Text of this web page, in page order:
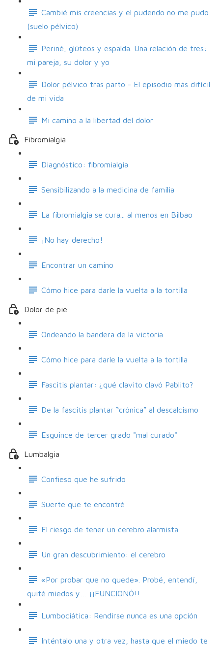
Cambié mis creencias y el pudendo no me pudo
(suelo pélvico)
Periné, glúteos y espalda. Una relación de tres:
mi pareja, su dolor y yo
Dolor pélvico tras parto - El episodio más difícil
de mi vida
Mi camino a la libertad del dolor
Fibromialgia
Diagnóstico: fibromialgia
Sensibilizando a la medicina de familia
La fibromialgia se cura... al menos en Bilbao
¡No hay derecho!
Encontrar un camino
Cómo hice para darle la vuelta a la tortilla
Dolor de pie
Ondeando la bandera de la victoria
Cómo hice para darle la vuelta a la tortilla
Fascitis plantar: ¿qué clavito clavó Pablito?
De la fascitis plantar “crónica” al descalcismo
Esguince de tercer grado "mal curado"
Lumbalgia
Confieso que he sufrido
Suerte que te encontré
El riesgo de tener un cerebro alarmista
Un gran descubrimiento: el cerebro
«Por probar que no quede». Probé, entendí,
quité miedos y… ¡¡FUNCIONÓ!!
Lumbociática: Rendirse nunca es una opción
Inténtalo una y otra vez, hasta que el miedo te